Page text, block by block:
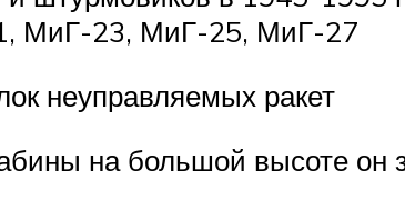
МиГ-23, МиГ-25, МиГ-27
неуправляемых ракет
на большой высоте он